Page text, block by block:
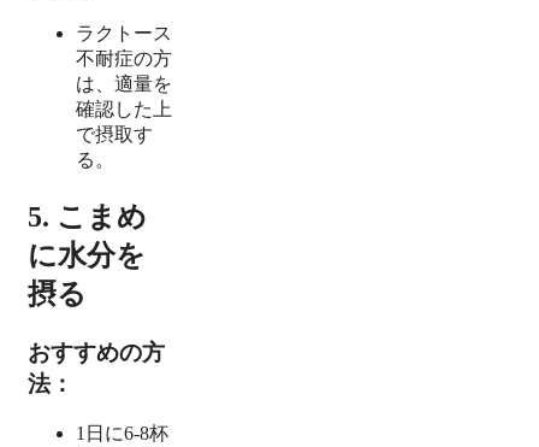
ラクトース
不耐症の方
は、適量を
確認した上
で摂取す
る。
5. こまめ
に水分を
摂る
おすすめの方
法：
1日に6-8杯